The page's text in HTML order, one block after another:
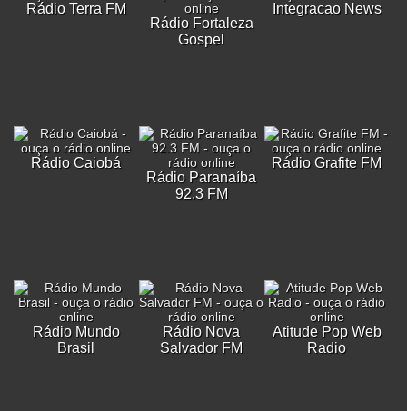
Rádio Terra FM
Rádio Fortaleza
Gospel
Integracao News
Rádio Caiobá
Rádio Paranaíba
92.3 FM
Rádio Grafite FM
Rádio Mundo
Brasil
Rádio Nova
Salvador FM
Atitude Pop Web
Radio